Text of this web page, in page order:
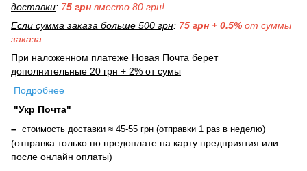
доставки: 75 грн вместо 80 грн!
Если сумма заказа больше 500 грн: 75 грн + 0.5% от суммы
заказа
При наложенном платеже Новая Почта берет
дополнительные 20 грн + 2% от сумы
Подробнее
"Укр Почта"
– стоимость доставки ≈ 45-55 грн (отправки 1 раз в неделю)
(отправка только по предоплате на карту предприятия или
после онлайн оплаты)